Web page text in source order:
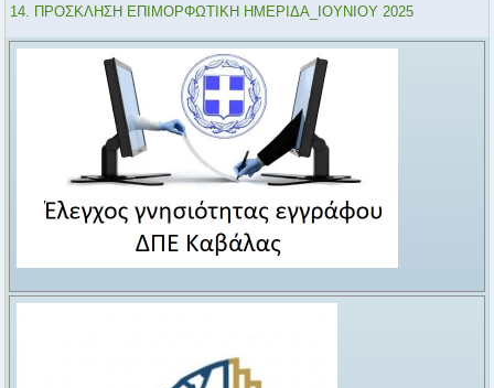
14. ΠΡΟΣΚΛΗΣΗ ΕΠΙΜΟΡΦΩTIKH ΗΜΕΡΙΔΑ_ΙΟΥΝΙΟΥ 2025